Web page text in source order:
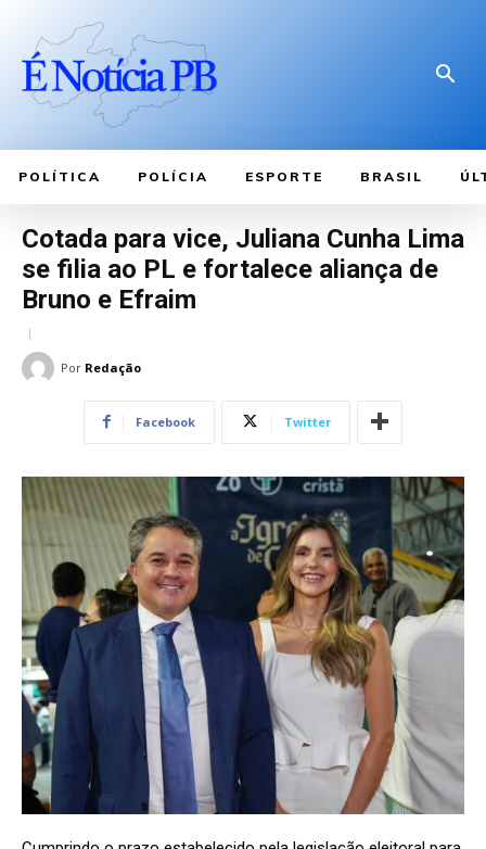
POLÍTICA POLÍCIA ESPORTE BRASIL
Cotada para vice, Juliana Cunha Lima
se filia ao PL e fortalece aliança de
Bruno e Efraim
Por Redação
Facebook Twitter